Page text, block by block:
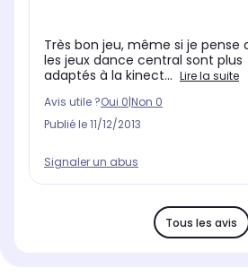
Très bon jeu, même si je pense
les jeux dance central sont plus
adaptés à la kinect... Lire la suite
Avis utile ?Oui 0 Non 0
Publié le11/12/2013
Signaler un abus
Tous les avis